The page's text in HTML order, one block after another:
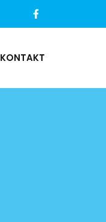
KONTAKT